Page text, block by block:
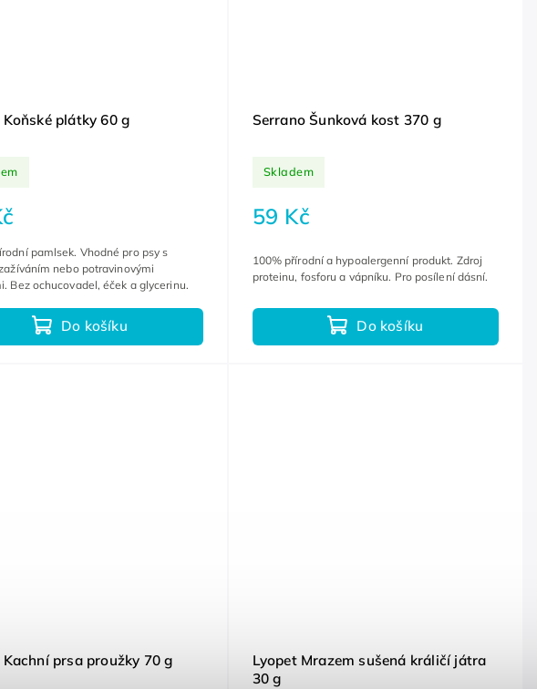
plátky 60 g
Do košíku
pamlsek. Vhodné pro psy s
nebo potravinovými
Bez ochucovadel, éček a glycerinu.
Serrano Šunková kost 370 g
Skladem
59 Kč
Do košíku
100% přírodní a hypoalergenní produkt. Zdroj
proteinu, fosforu a vápníku. Pro posílení dásní.
prsa proužky 70 g
Lyopet Mrazem sušená králičí játra
30 g